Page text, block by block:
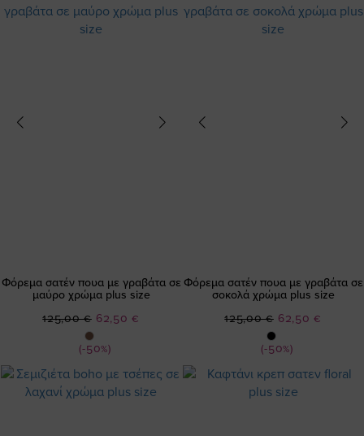
Φόρεμα σατέν πουα με γραβάτα σε
μαύρο χρώμα plus size
(-50%)
Ειδική
62,50 €
125,00 €
Φόρεμα σατέν πουα με γραβάτα σε
σοκολά χρώμα plus size
(-50%)
Ειδική
62,50 €
125,00 €